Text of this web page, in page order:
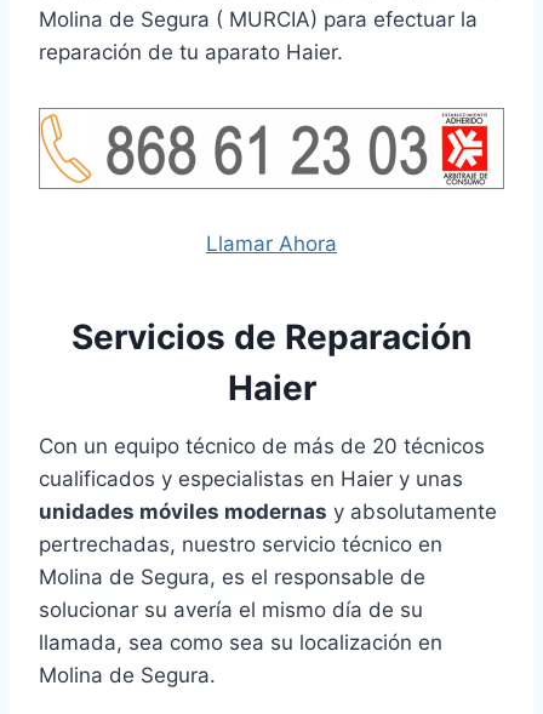
Molina de Segura ( MURCIA) para efectuar la
reparación de tu aparato Haier.
Llamar Ahora
Servicios de Reparación
Haier
Con un equipo técnico de más de 20 técnicos
cualificados y especialistas en Haier y unas
unidades móviles modernas y absolutamente
pertrechadas, nuestro servicio técnico en
Molina de Segura, es el responsable de
solucionar su avería el mismo día de su
llamada, sea como sea su localización en
Molina de Segura.